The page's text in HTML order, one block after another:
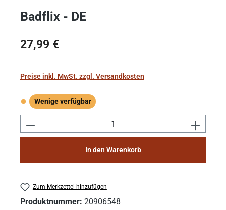
Badflix - DE
Regulärer Preis:
27,99 €
Preise inkl. MwSt. zzgl. Versandkosten
Wenige verfügbar
Wenige verfügbar
Produkt Anzahl: Gib den gewünschten
In den Warenkorb
Zum Merkzettel hinzufügen
Produktnummer: 20906548